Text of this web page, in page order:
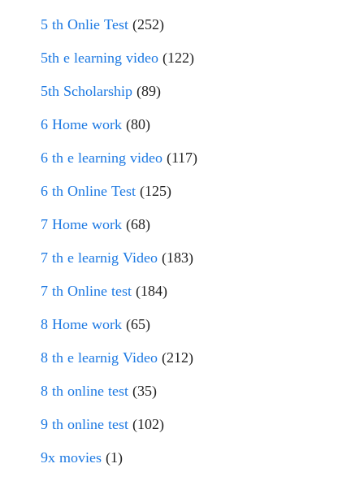
5 th Onlie Test (252)
5th e learning video (122)
5th Scholarship (89)
6 Home work (80)
6 th e learning video (117)
6 th Online Test (125)
7 Home work (68)
7 th e learnig Video (183)
7 th Online test (184)
8 Home work (65)
8 th e learnig Video (212)
8 th online test (35)
9 th online test (102)
9x movies (1)